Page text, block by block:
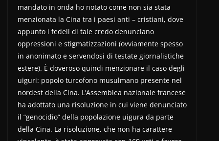
mandato in onda ho notato come non sia stata
menzionata la Cina tra i paesi anti – cristiani, dove
appunto i fedeli di tale credo denunciano
oppressioni e stigmatizzazioni (ovviamente spesso
in anonimato e servendosi di testate giornalistiche
estere). È doveroso quindi menzionare il caso degli
uiguri: popolo turcofono musulmano presente nel
nordest della Cina. L’Assemblea nazionale francese
ha adottato una risoluzione in cui viene denunciato
il “genocidio” della popolazione uigura da parte
della Cina. La risoluzione, che non ha carattere